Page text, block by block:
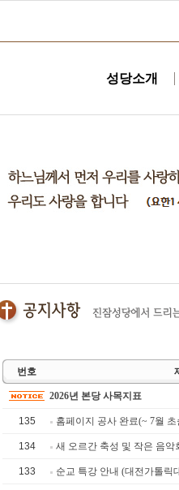
성당소개
번호
2026년 본당 사목지표
135 홈페이지 공사 완료(~ 7월 초
134 새 오르간 축성 및 작은 음악
133 순교 특강 안내 (대전가톨릭